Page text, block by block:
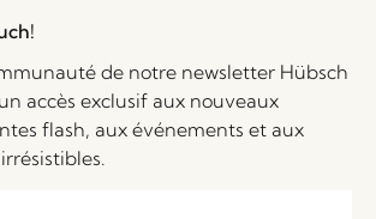
de notre newsletter Hübsch
accès exclusif aux nouveaux
flash, aux événements et aux